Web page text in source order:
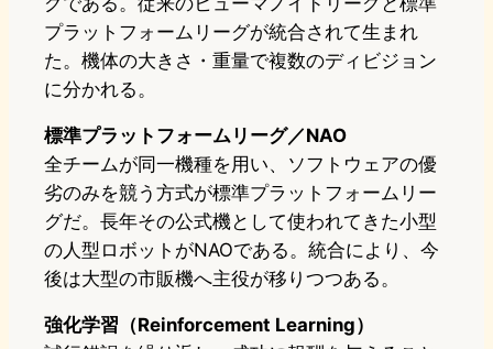
プラットフォームリーグが統合されて生まれ
た。機体の大きさ・重量で複数のディビジョン
に分かれる。
標準プラットフォームリーグ／NAO
全チームが同一機種を用い、ソフトウェアの優
劣のみを競う方式が標準プラットフォームリー
グだ。長年その公式機として使われてきた小型
の人型ロボットがNAOである。統合により、今
後は大型の市販機へ主役が移りつつある。
強化学習（Reinforcement Learning）